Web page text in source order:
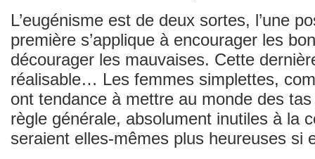
L’eugénisme est de deux sortes, l’une
première s’applique à encourager les
décourager les mauvaises. Cette
réalisable… Les femmes simplettes,
ont tendance à mettre au monde des
règle générale, absolument inutiles à la
seraient elles-mêmes plus heureuses